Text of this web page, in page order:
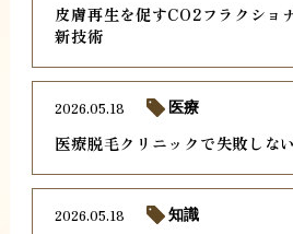
皮膚再生を促すCO2フラクショ
新技術
医療脱毛クリニックで失敗しな
2026.05.18 医療
2026.05.18 知識